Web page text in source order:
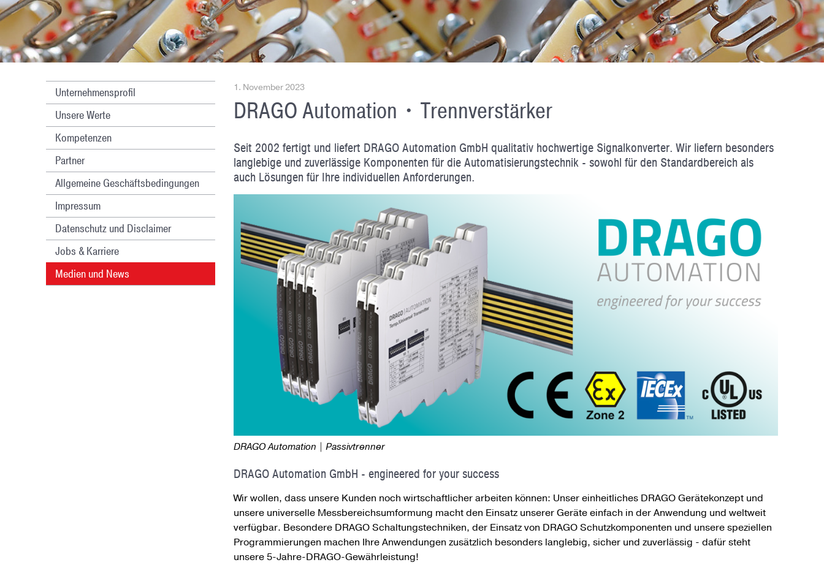
Unternehmensprofil
Unsere Werte
Kompetenzen
Partner
Allgemeine Geschäftsbedingungen
Impressum
Datenschutz und Disclaimer
Jobs & Karriere
Medien und News
1. November 2023
DRAGO Automation • Trennverstärker
Seit 2002 fertigt und liefert DRAGO Automation GmbH qualitativ hoch­wertige Signal­konverter. Wir liefern besonders
langlebige und zuverlässige Kompo­nenten für die Auto­matisierungs­technik - sowohl für den Standard­bereich als
auch Lösungen für Ihre indi­viduellen Anforderungen.
DRAGO Automation | Passivtrenner
DRAGO Automation GmbH - engineered for your success
Wir wollen, dass unsere Kunden noch wirtschaft­licher arbeiten können: Unser einheitliches DRAGO Geräte­konzept und
unsere universelle Mess­bereichs­um­formung macht den Einsatz unserer Geräte einfach in der Anwendung und weltweit
verfügbar. Besondere DRAGO Schaltungs­techniken, der Einsatz von DRAGO Schutz­kompo­nenten und unsere speziellen
Programmie­rungen machen Ihre Anwendungen zusätzlich besonders langlebig, sicher und zuverlässig - dafür steht
unsere 5-Jahre-DRAGO-Gewähr­leistung!